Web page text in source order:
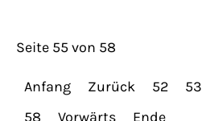
Seite 55 von 58
Anfang Zurück 52 53
58
Vorwärts Ende